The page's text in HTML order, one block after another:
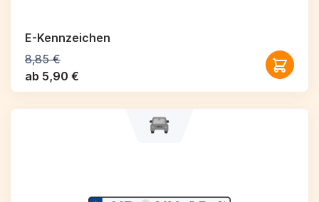
E-Kennzeichen
8,85 €
ab 5,90 €